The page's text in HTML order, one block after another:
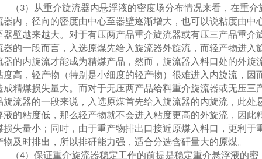
（3）从重介旋流器内悬浮液的密度场分布情况来看，在重介
器内，径向的密度由中心至器壁逐渐增大，也可以说粘度由中
器壁越来越大。对于有压两产品重介旋流器或有压三产品重介
器的一段而言，入选原煤先给入旋流器外旋流，而轻产物进入
器的内旋流才能成为精煤产品，然而，旋流器入料口处的外旋
度高，轻产物（特别是小细度的轻产物）很难进入内旋流，因
成精煤损失量大。而对于无压两产品给料重介旋流器或无压三
旋流器的一段来说，入选原煤首先给入旋流器的内旋流，此处
液的粘度低，那么轻产物就不会进入粘度更高的外旋流，因此
损失量小；同时，由于重产物排出口接近原煤入料口，更利于
物及时排出，所以排矸能力强，适合分选含矸量大的原煤。
（4）保证重介旋流器稳定工作的前提是稳定重介悬浮液的密